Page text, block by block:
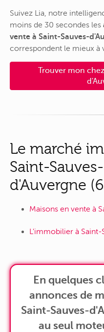
Suivez Lia, notre
moins de 30 secondes les
vente à Saint-Sauves-
correspondent le mieux à
Trouver mon
Le marché
Saint-Sauves-
d'Auvergne
Maisons en vente à
L'immobilier à Saint-
En quelques
annonces de
Saint-Sauves-
au seul